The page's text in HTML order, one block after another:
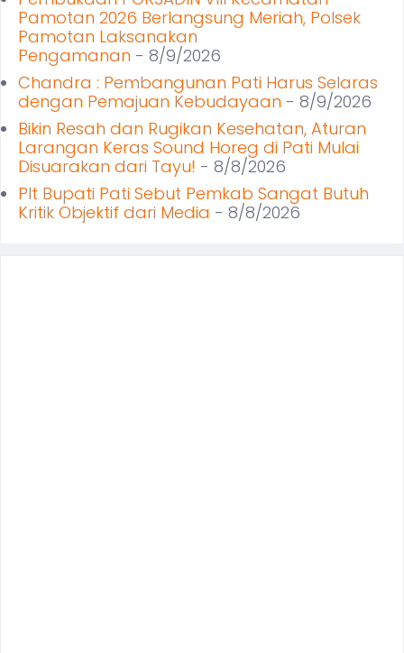
Pamotan 2026 Berlangsung Meriah, Polsek
Pamotan Laksanakan
Pengamanan - 8/9/2026
Chandra : Pembangunan Pati Harus Selaras
dengan Pemajuan Kebudayaan - 8/9/2026
Bikin Resah dan Rugikan Kesehatan, Aturan
Larangan Keras Sound Horeg di Pati Mulai
Disuarakan dari Tayu! - 8/8/2026
Plt Bupati Pati Sebut Pemkab Sangat Butuh
Kritik Objektif dari Media - 8/8/2026